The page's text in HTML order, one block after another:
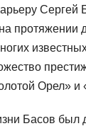
Сергей
протяжении
Орел» и
Басов был